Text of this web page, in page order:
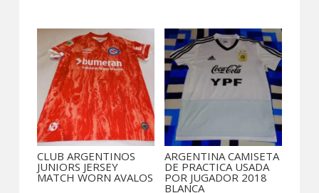
CLUB ARGENTINOS
JUNIORS JERSEY
MATCH WORN AVALOS
ARGENTINA CAMISETA
DE PRACTICA USADA
POR JUGADOR 2018
BLANCA